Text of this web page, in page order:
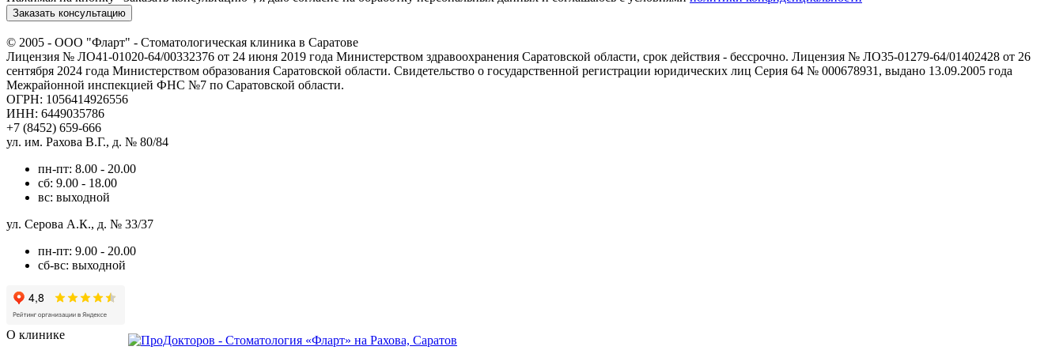
Заказать консультацию
© 2005 - ООО "Фларт" - Стоматологическая клиника в Саратове
Лицензия № ЛО41-01020-64/00332376 от 24 июня 2019 года Министерством здравоохранения Саратовской области, срок действия - бессрочно. Лицензия № ЛО35-01279-64/01402428 от 26
сентября 2024 года Министерством образования Саратовской области. Свидетельство о государственной регистрации юридических лиц Серия 64 № 000678931, выдано 13.09.2005 года
Межрайонной инспекцией ФНС №7 по Саратовской области.
ОГРН: 1056414926556
ИНН: 6449035786
+7 (8452) 659-666
ул. им. Рахова В.Г., д. № 80/84
пн-пт: 8.00 - 20.00
сб: 9.00 - 18.00
вс: выходной
ул. Серова А.К., д. № 33/37
пн-пт: 9.00 - 20.00
сб-вс: выходной
О клинике